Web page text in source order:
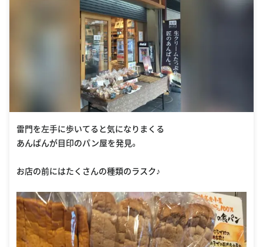
雷門を左手に歩いてると気になりまくる
あんぱんが目印のパン屋を発見。
お店の前にはたくさんの種類のラスク♪